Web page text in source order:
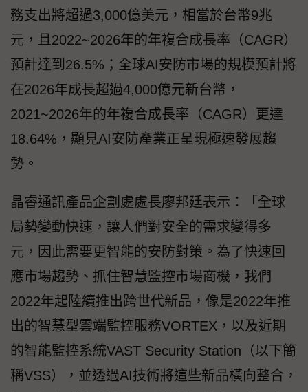
務支出將超過3,000億美元，相當於台幣9兆
元，且2022~2026年的年複合成長率（CAGR）
預計達到26.5%；全球AI安防市場的規模預計將
在2026年成長超過4,000億元新台幣，
2021~2026年的年複合成長率（CAGR）更達
18.64%，顯見AI安防產業正呈現極速發展趨
勢。
晶睿通訊產品企劃處處長廖邦廷表示：「全球
局勢變動快速，讓人們對安全的需求變得多
元，因此需要更智能的安防對策。為了快速回
應市場趨勢、抓住智慧監控市場商機，我們
2022年起陸續推出跨世代新品，像是2022年推
出的智慧型雲端監控服務VORTEX，以及近期
的智能監控系統VAST Security Station（以下簡
稱VSS），並透過AI技術將這些新品橫向整合，